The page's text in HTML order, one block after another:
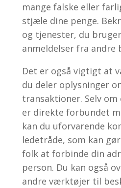
mange falske eller
stjæle dine penge.
og tjenester, du
anmeldelser fra andre
Det er også vigtigt at
du deler oplysninger
transaktioner. Selv om
er direkte forbundet
kan du uforvarende
ledetråde, som kan
folk at forbinde din
person. Du kan også
andre værktøjer til